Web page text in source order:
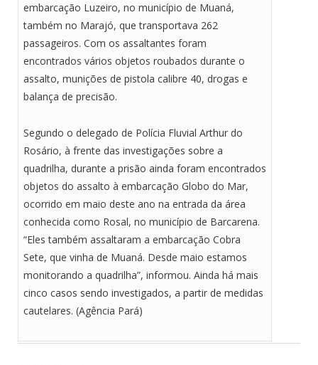
embarcação Luzeiro, no município de Muaná,
também no Marajó, que transportava 262
passageiros. Com os assaltantes foram
encontrados vários objetos roubados durante o
assalto, munições de pistola calibre 40, drogas e
balança de precisão.
Segundo o delegado de Polícia Fluvial Arthur do
Rosário, à frente das investigações sobre a
quadrilha, durante a prisão ainda foram encontrados
objetos do assalto à embarcação Globo do Mar,
ocorrido em maio deste ano na entrada da área
conhecida como Rosal, no município de Barcarena.
“Eles também assaltaram a embarcação Cobra
Sete, que vinha de Muaná. Desde maio estamos
monitorando a quadrilha”, informou. Ainda há mais
cinco casos sendo investigados, a partir de medidas
cautelares. (Agência Pará)